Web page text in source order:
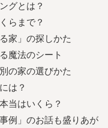
グとは？
らまで？
家」の探しかた
魔法のシート
の家の選びかた
は？
当はいくら？
例」のお話も盛りあが